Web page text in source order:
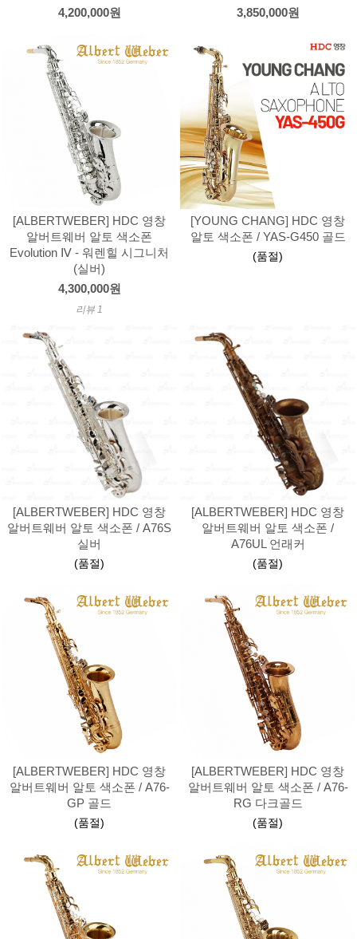
4,200,000원
3,850,000원
[ALBERTWEBER] HDC 영창
알버트웨버 알토 색소폰
Evolution Ⅳ - 워렌힐 시그니처
(실버)
4,300,000원
리뷰 1
[YOUNG CHANG] HDC 영창
알토 색소폰 / YAS-G450 골드
(품절)
[ALBERTWEBER] HDC 영창
알버트웨버 알토 색소폰 / A76S
실버
(품절)
[ALBERTWEBER] HDC 영창
알버트웨버 알토 색소폰 /
A76UL 언래커
(품절)
[ALBERTWEBER] HDC 영창
알버트웨버 알토 색소폰 / A76-
GP 골드
(품절)
[ALBERTWEBER] HDC 영창
알버트웨버 알토 색소폰 / A76-
RG 다크골드
(품절)